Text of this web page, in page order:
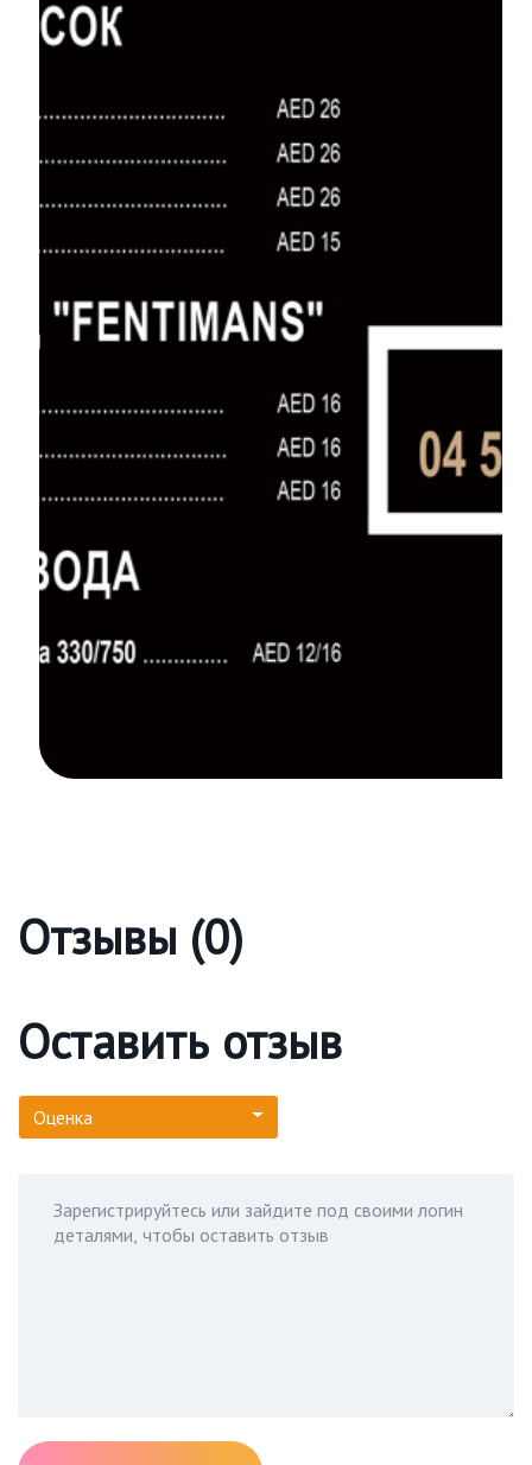
Отзывы (0)
Оставить отзыв
Оценка